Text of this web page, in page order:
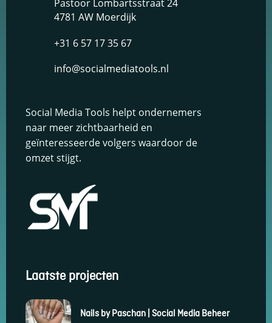
Pastoor Lombartsstraat 24
4781 AW Moerdijk
+31 6 57 17 35 67
info@socialmediatools.nl
Social Media Tools helpt ondernemers
naar meer zichtbaarheid en
geïnteresseerde volgers waardoor de
omzet stijgt.
Laatste projecten
Nails by Paschan | Social Media Beheer
worden gebruikt
relevantere dienst
te bieden en betere
advertenties weer
te geven die
aansluiten bij je
Schakel
functionele
data om
keuzes van
onthouden om
zo de ervaring